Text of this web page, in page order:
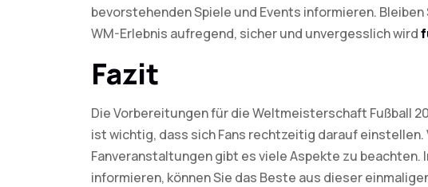
bevorstehenden Spiele und Events informieren.
WM-Erlebnis aufregend, sicher und unvergesslich wird
Fazit
Die Vorbereitungen für die Weltmeisterschaft Fußball
ist wichtig, dass sich Fans rechtzeitig darauf
Fanveranstaltungen gibt es viele Aspekte zu beachten.
informieren, können Sie das Beste aus dieser